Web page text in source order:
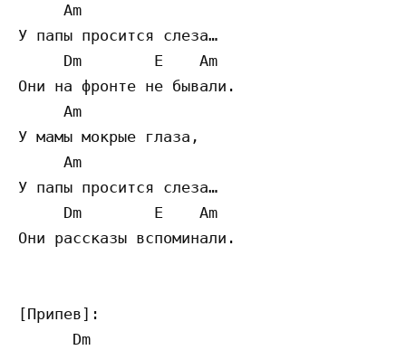
     Am
У папы просится слеза…
     Dm        E    Am
Они на фронте не бывали.
     Am
У мамы мокрые глаза,
     Am
У папы просится слеза…
     Dm        E    Am
Они рассказы вспоминали.
[Припев]:
      Dm